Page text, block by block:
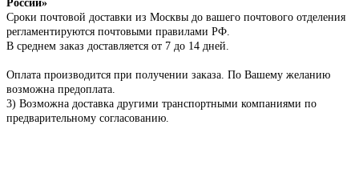
России»
Сроки почтовой доставки из Москвы до вашего почтового отделения
регламентируются почтовыми правилами РФ.
В среднем заказ доставляется от 7 до 14 дней.
Оплата производится при получении заказа. По Вашему желанию
возможна предоплата.
3) Возможна доставка другими транспортными компаниями по
предварительному согласованию.